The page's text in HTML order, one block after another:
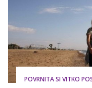
so prejeli pakete
mladima staršema
Dizdarevićem, ki ju
športa, med
s tem nikogar ne
POVRNITA SI VITKO